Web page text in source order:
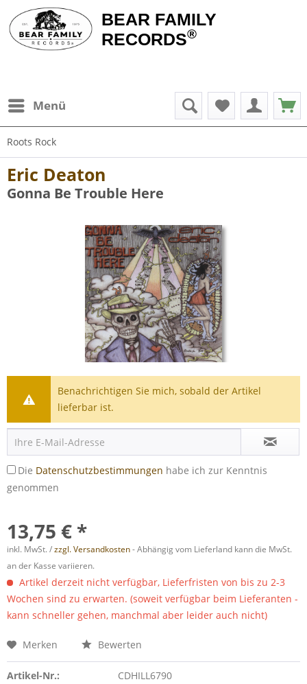
BEAR FAMILY
RECORDS®
Menü
Roots Rock
Eric Deaton
Gonna Be Trouble Here
Benachrichtigen Sie mich, sobald der Artikel
lieferbar ist.
Die Datenschutzbestimmungen habe ich zur Kenntnis
genommen
13,75 € *
inkl. MwSt. /zzgl. Versandkosten- Abhängig vom Lieferland kann die MwSt.
an der Kasse variieren.
Artikel derzeit nicht verfügbar, Lieferfristen von bis zu 2-3
Wochen sind zu erwarten. (soweit verfügbar beim Lieferanten -
kann schneller gehen, manchmal aber leider auch nicht)
Merken Bewerten
Artikel-Nr.:
CDHILL6790